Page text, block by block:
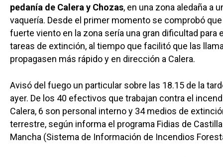
pedanía de Calera y Chozas, en una zona aledaña a
vaquería. Desde el primer momento se comprobó
fuerte viento en la zona sería una gran dificultad para
tareas de extinción, al tiempo que facilitó que las
propagasen más rápido y en dirección a Calera.
Avisó del fuego un particular sobre las 18.15 de la
ayer. De los 40 efectivos que trabajan contra el
Calera, 6 son personal interno y 34 medios de
terrestre, según informa el programa Fidias de
Mancha (Sistema de Información de Incendios